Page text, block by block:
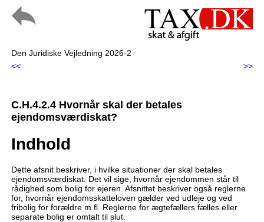
Den Juridiske Vejledning 2026-2
<<
>>
C.H.4.2.4 Hvornår skal der betales
ejendomsværdiskat?
Indhold
Dette afsnit beskriver, i hvilke situationer der skal betales
ejendomsværdiskat. Det vil sige, hvornår ejendommen står til
rådighed som bolig for ejeren. Afsnittet beskriver også reglerne
for, hvornår ejendomsskatteloven gælder ved udleje og ved
fribolig for forældre m.fl. Reglerne for ægtefællers fælles eller
separate bolig er omtalt til slut.